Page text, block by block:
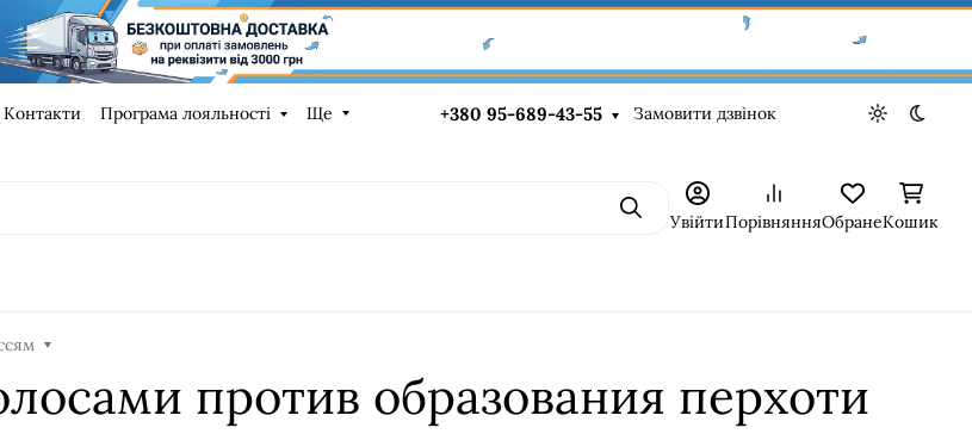
Контакти Програма лояльності Ще +380 95-689-43-55 Замовити дзвінок Light theme
Dark
ПошукУвійтиПорівнянняОбранеКошик
против образования перхоти